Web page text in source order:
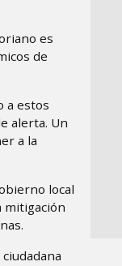
es
de
a estos
alerta. Un
a la
local
mitigación